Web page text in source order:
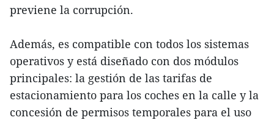
previene la corrupción.
Además, es compatible con todos los sistemas
operativos y está diseñado con dos módulos
principales: la gestión de las tarifas de
estacionamiento para los coches en la calle y la
concesión de permisos temporales para el uso